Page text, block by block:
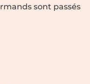
sont passés